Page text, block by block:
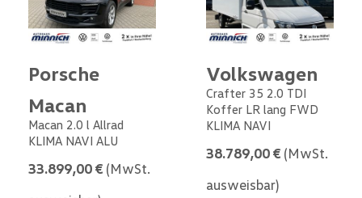
Porsche
Macan
Macan 2.0 l Allrad
KLIMA NAVI ALU
33.899,00 € (MwSt.
Volkswagen
Crafter 35 2.0 TDI
Koffer LR lang FWD
KLIMA NAVI
38.789,00 € (MwSt.
ausweisbar)